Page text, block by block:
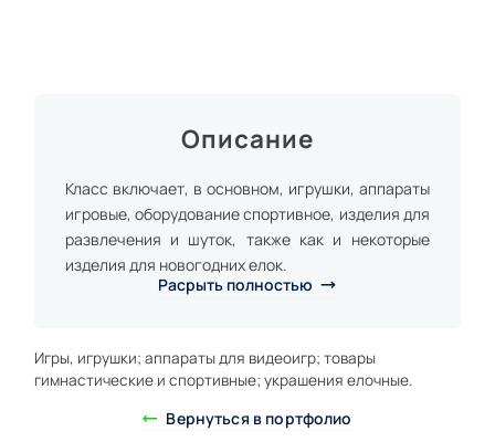
Описание
Класс включает, в основном, игрушки, аппараты
игровые, оборудование спортивное, изделия для
развлечения и шуток, также как и некоторые
изделия для новогодних елок.
Расрыть полностью
Игры, игрушки; аппараты для видеоигр; товары
гимнастические и спортивные; украшения елочные.
Вернуться в портфолио